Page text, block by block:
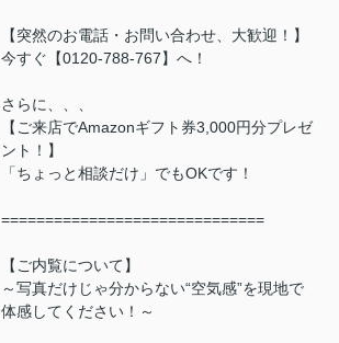
【突然のお電話・お問い合わせ、大歓迎！】
今すぐ【0120-788-767】へ！
さらに、、、
【ご来店でAmazonギフト券3,000円分プレゼ
ント！】
「ちょっと相談だけ」でもOKです！
==============================
【ご内覧について】
～写真だけじゃ分からない“空気感”を現地で
体感してください！～